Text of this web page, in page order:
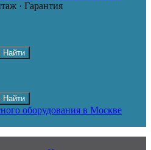
· Гарантия